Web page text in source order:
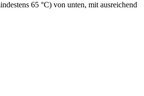
65 °C) von unten, mit ausreichend